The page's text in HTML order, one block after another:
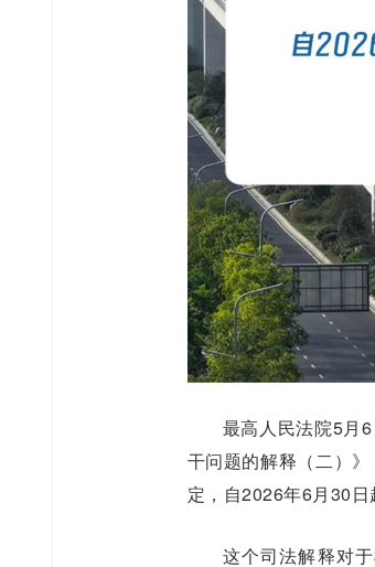
最高人民法院5月
干问题的解释（二）
定，自2026年6月30日
这个司法解释对